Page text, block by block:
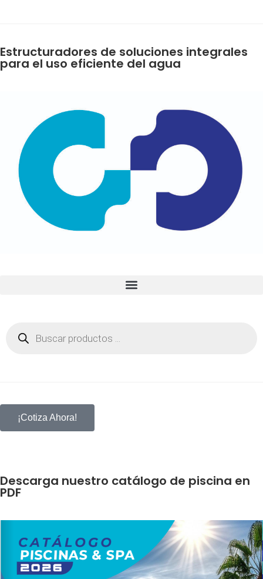
Estructuradores de soluciones integrales
para el uso eficiente del agua
¡Cotiza Ahora!
Descarga nuestro catálogo de piscina en
PDF